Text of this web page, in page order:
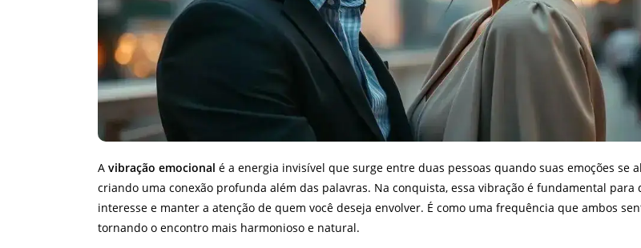
A vibração emocional é a energia invisível que surge entre duas pessoas quando suas emoções se
criando uma conexão profunda além das palavras. Na conquista, essa vibração é fundamental para
interesse e manter a atenção de quem você deseja envolver. É como uma frequência que ambos
tornando o encontro mais harmonioso e natural.